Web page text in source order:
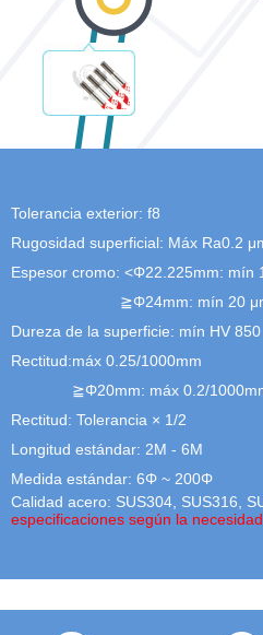
Tolerancia exterior: f8
Rugosidad superficial: Máx Ra0.2
Espesor cromo: <Φ22.225mm: mín
≧Φ24mm: mín 20
Dureza de la superficie: mín HV 850
Rectitud:máx 0.25/1000mm
≧Φ20mm: máx 0.2/
Rectitud: Tolerancia × 1/2
Longitud estándar: 2M - 6M
Medida estándar: 6Φ ~ 200Φ
Calidad acero: SUS304, SUS316,
especificaciones según la